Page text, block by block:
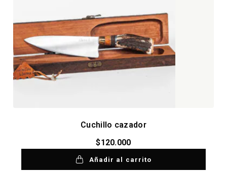
Cuchillo cazador
$120.000
Añadir al carrito